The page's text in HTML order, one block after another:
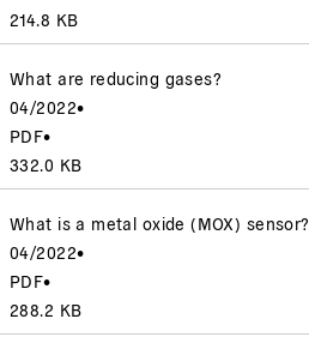
214.8 KB
What are reducing gases?
04/2022•
PDF•
332.0 KB
What is a metal oxide (MOX) sensor?
04/2022•
PDF•
288.2 KB